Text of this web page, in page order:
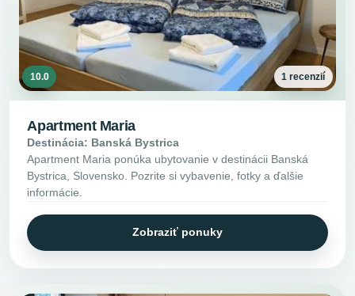
10.0 1 recenzií
Apartment Maria
Destinácia: Banská Bystrica
Apartment Maria ponúka ubytovanie v destinácii Banská
Bystrica, Slovensko. Pozrite si vybavenie, fotky a ďalšie
informácie.
Zobraziť ponuky